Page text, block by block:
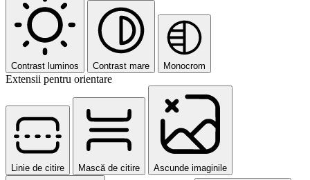
Contrast luminos Contrast mare Monocrom
Extensii pentru orientare
Linie de citire Mască de citire Ascunde imaginile